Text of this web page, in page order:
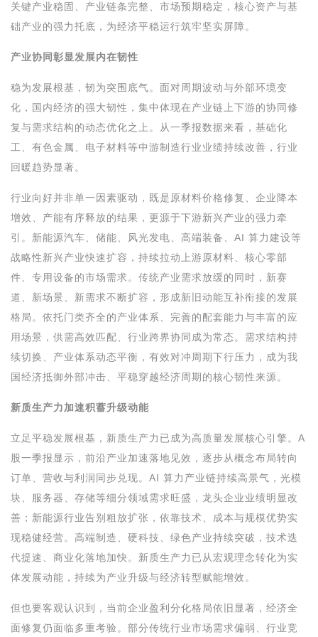
关键产业稳固、产业链条完整、市场预期稳定，核心资产与基
础产业的强力托底，为经济平稳运行筑牢坚实屏障。
产业协同彰显发展内在韧性
稳为发展根基，韧为突围底气。面对周期波动与外部环境变
化，国内经济的强大韧性，集中体现在产业链上下游的协同修
复与需求结构的动态优化之上。从一季报数据来看，基础化
工、有色金属、电子材料等中游制造行业业绩持续改善，行业
回暖趋势显著。
行业向好并非单一因素驱动，既是原材料价格修复、企业降本
增效、产能有序释放的结果，更源于下游新兴产业的强力牵
引。新能源汽车、储能、风光发电、高端装备、AI 算力建设等
战略性新兴产业快速扩容，持续拉动上游原材料、核心零部
件、专用设备的市场需求。传统产业需求放缓的同时，新赛
道、新场景、新需求不断扩容，形成新旧动能互补衔接的发展
格局。依托门类齐全的产业体系、完善的配套能力与丰富的应
用场景，供需高效匹配、行业跨界协同成为常态。需求结构持
续切换、产业体系动态平衡，有效对冲周期下行压力，成为我
国经济抵御外部冲击、平稳穿越经济周期的核心韧性来源。
新质生产力加速积蓄升级动能
立足平稳发展根基，新质生产力已成为高质量发展核心引擎。A
股一季报显示，前沿产业加速落地见效，逐步从概念布局转向
订单、营收与利润同步兑现。AI 算力产业链持续高景气，光模
块、服务器、存储等细分领域需求旺盛，龙头企业业绩明显改
善；新能源行业告别粗放扩张，依靠技术、成本与规模优势实
现稳健经营。高端制造、硬科技、绿色产业持续突破，技术迭
代提速、商业化落地加快。新质生产力已从宏观理念转化为实
体发展动能，持续为产业升级与经济转型赋能增效。
但也要客观认识到，当前企业盈利分化格局依旧显著，经济全
面修复仍面临多重考验。部分传统行业市场需求偏弱、行业竞